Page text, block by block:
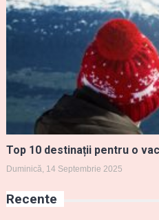
Top 10 destinații pentru o
Duminică, 14 Septembrie 2025
Recente